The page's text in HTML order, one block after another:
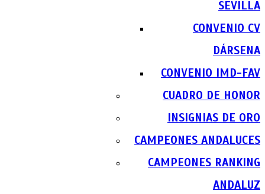
SEVILLA
CONVENIO CV
DÁRSENA
CONVENIO IMD-FAV
CUADRO DE HONOR
INSIGNIAS DE ORO
CAMPEONES ANDALUCES
CAMPEONES RANKING
ANDALUZ